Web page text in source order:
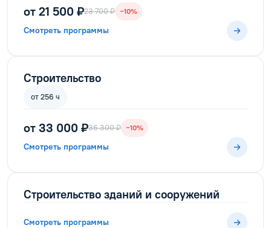
от 21 500 ₽23 700 ₽ −10%
Смотреть программы
Строительство
от 256 ч
от 33 000 ₽36 300 ₽ −10%
Смотреть программы
Строительство зданий и сооружений
Смотреть программы